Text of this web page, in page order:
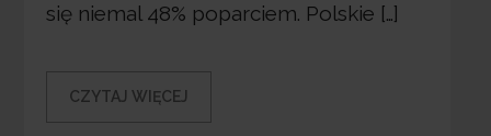
się niemal 48% poparciem. Polskie […]
CZYTAJ WIĘCEJ